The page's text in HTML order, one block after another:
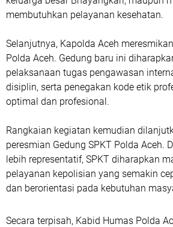
membutuhkan pelayanan kesehatan.
Selanjutnya, Kapolda Aceh
Polda Aceh. Gedung baru ini
pelaksanaan tugas pengawasan
disiplin, serta penegakan kode etik
optimal dan profesional.
Rangkaian kegiatan kemudian
peresmian Gedung SPKT Polda Aceh.
lebih representatif, SPKT diharapkan
pelayanan kepolisian yang semakin
dan berorientasi pada kebutuhan
Secara terpisah, Kabid Humas Polda